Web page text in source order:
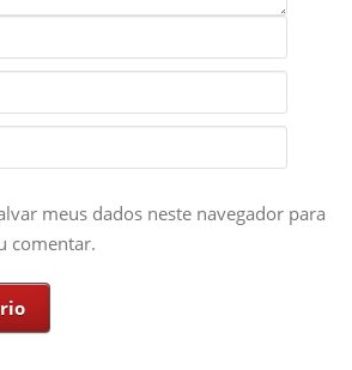
meus dados neste navegador para
comentar.